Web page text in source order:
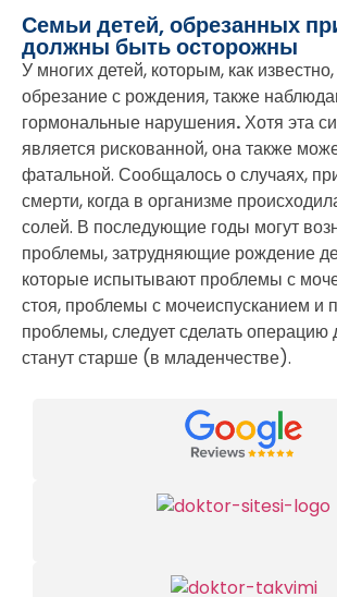
Семьи детей, обрезанных
должны быть осторожны
У многих детей, которым, как
обрезание с рождения, также
гормональные нарушения.Хотя эта
является рискованной, она также
фатальной. Сообщалось о случаях,
смерти, когда в организме
солей. В последующие годы могут
проблемы, затрудняющие рождение
которые испытывают проблемы с
стоя, проблемы с мочеиспусканием и
проблемы, следует сделать операцию
станут старше (в младенчестве).